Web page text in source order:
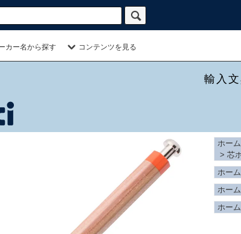
カー名から探す コンテンツを見る
輸入
ホーム
> 芯
ホーム
ホーム
ホーム